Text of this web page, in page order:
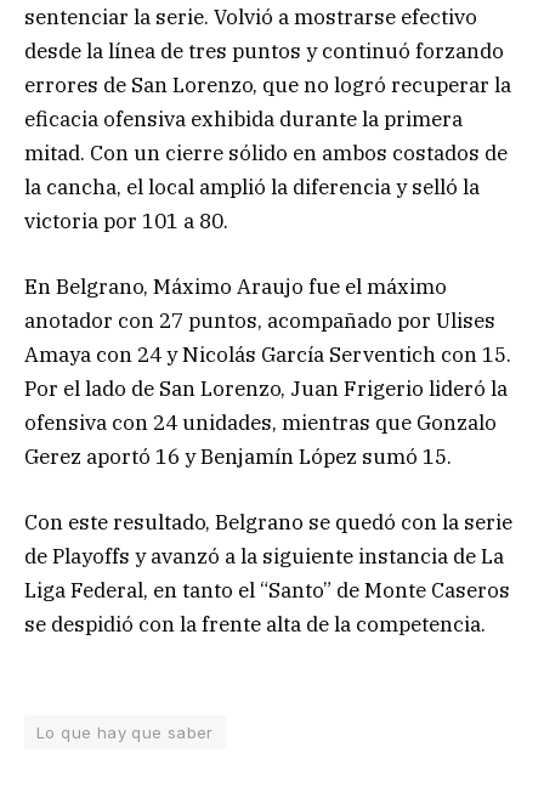
sentenciar la serie. Volvió a mostrarse efectivo
desde la línea de tres puntos y continuó forzando
errores de San Lorenzo, que no logró recuperar la
eficacia ofensiva exhibida durante la primera
mitad. Con un cierre sólido en ambos costados de
la cancha, el local amplió la diferencia y selló la
victoria por 101 a 80.
En Belgrano, Máximo Araujo fue el máximo
anotador con 27 puntos, acompañado por Ulises
Amaya con 24 y Nicolás García Serventich con 15.
Por el lado de San Lorenzo, Juan Frigerio lideró la
ofensiva con 24 unidades, mientras que Gonzalo
Gerez aportó 16 y Benjamín López sumó 15.
Con este resultado, Belgrano se quedó con la serie
de Playoffs y avanzó a la siguiente instancia de La
Liga Federal, en tanto el “Santo” de Monte Caseros
se despidió con la frente alta de la competencia.
Lo que hay que saber